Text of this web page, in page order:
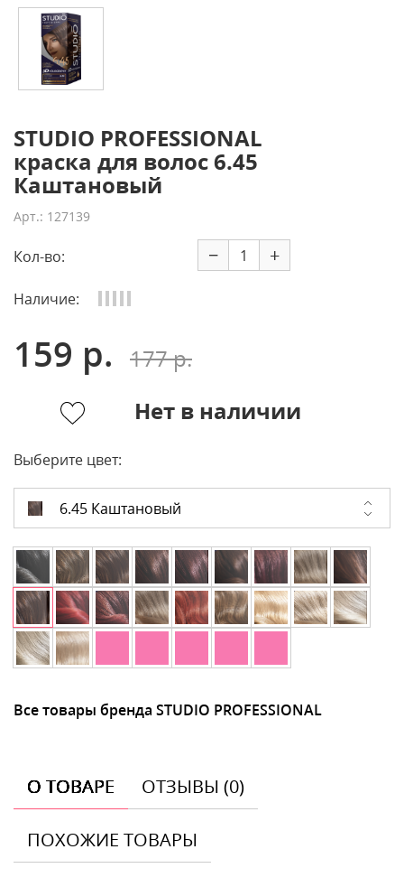
STUDIO PROFESSIONAL
краска для волос 6.45
Каштановый
Арт.: 127139
Кол-во: − +
Наличие:
159 р.
177 р.
Нет в наличии
Выберите цвет:
6.45 Каштановый
Все товары бренда STUDIO PROFESSIONAL
О ТОВАРЕ ОТЗЫВЫ (0)
ПОХОЖИЕ ТОВАРЫ